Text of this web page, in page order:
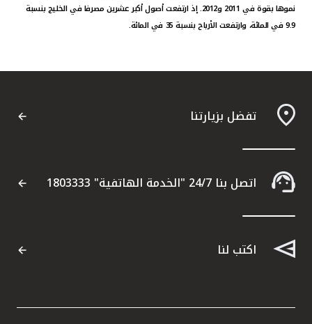
نموها بقوة في 2011 و2012. إذ ارتفعت أصول أكبر عشرين مصرفا في الخليج بنسبة
9.9 في المائة، وارتفعت الأرباح بنسبة 35 في المائة.
تفضل بزيارتنا
اتصل بنا 24/7 "الخدمة الهاتفية" 1803333
اكتب لنا